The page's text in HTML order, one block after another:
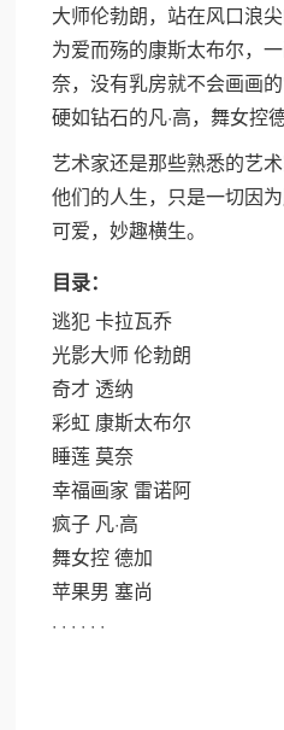
大师伦勃朗，站在风口浪
为爱而殇的康斯太布尔，
奈，没有乳房就不会画画
硬如钻石的凡·高，舞女控
艺术家还是那些熟悉的艺
他们的人生，只是一切因
可爱，妙趣横生。
目录：
逃犯 卡拉瓦乔
光影大师 伦勃朗
奇才 透纳
彩虹 康斯太布尔
睡莲 莫奈
幸福画家 雷诺阿
疯子 凡·高
舞女控 德加
苹果男 塞尚
· · · · · ·